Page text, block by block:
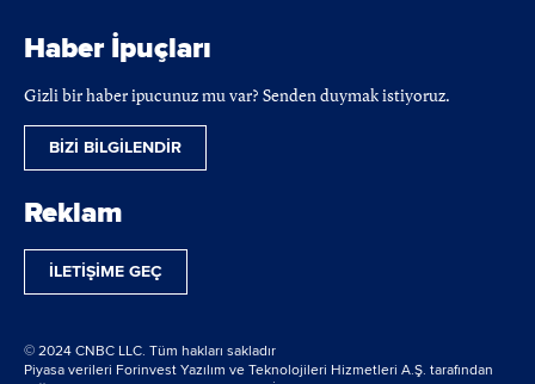
Haber İpuçları
Gizli bir haber ipucunuz mu var? Senden duymak istiyoruz.
BİZİ BİLGİLENDİR
Reklam
İLETİŞİME GEÇ
© 2024 CNBC LLC. Tüm hakları sakladır
Piyasa verileri Forinvest Yazılım ve Teknolojileri Hizmetleri A.Ş. tarafından